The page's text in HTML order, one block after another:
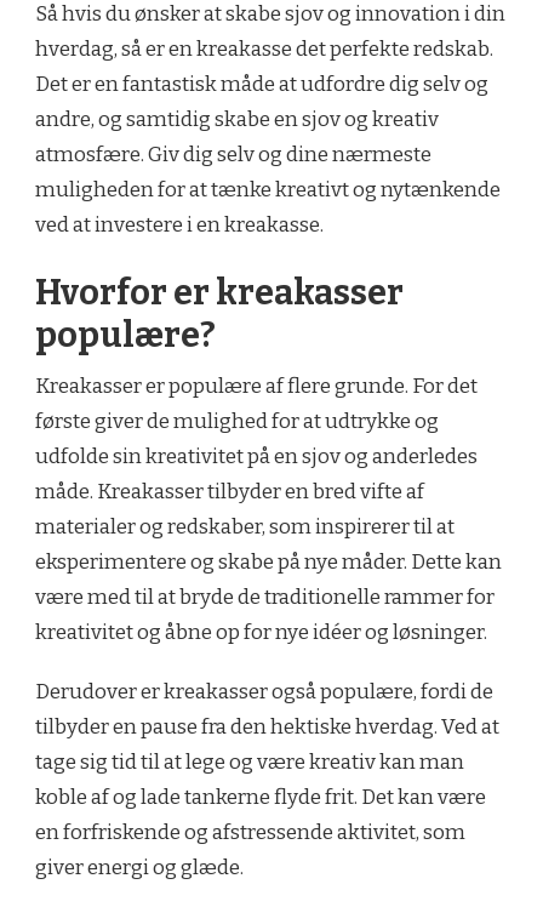
Så hvis du ønsker at skabe sjov og innovation i din
hverdag, så er en kreakasse det perfekte redskab.
Det er en fantastisk måde at udfordre dig selv og
andre, og samtidig skabe en sjov og kreativ
atmosfære. Giv dig selv og dine nærmeste
muligheden for at tænke kreativt og nytænkende
ved at investere i en kreakasse.
Hvorfor er kreakasser
populære?
Kreakasser er populære af flere grunde. For det
første giver de mulighed for at udtrykke og
udfolde sin kreativitet på en sjov og anderledes
måde. Kreakasser tilbyder en bred vifte af
materialer og redskaber, som inspirerer til at
eksperimentere og skabe på nye måder. Dette kan
være med til at bryde de traditionelle rammer for
kreativitet og åbne op for nye idéer og løsninger.
Derudover er kreakasser også populære, fordi de
tilbyder en pause fra den hektiske hverdag. Ved at
tage sig tid til at lege og være kreativ kan man
koble af og lade tankerne flyde frit. Det kan være
en forfriskende og afstressende aktivitet, som
giver energi og glæde.